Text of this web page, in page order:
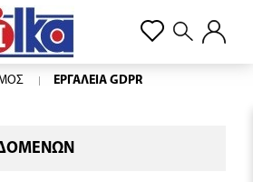
ΕΡΓΑΛΕΙΑ GDPR